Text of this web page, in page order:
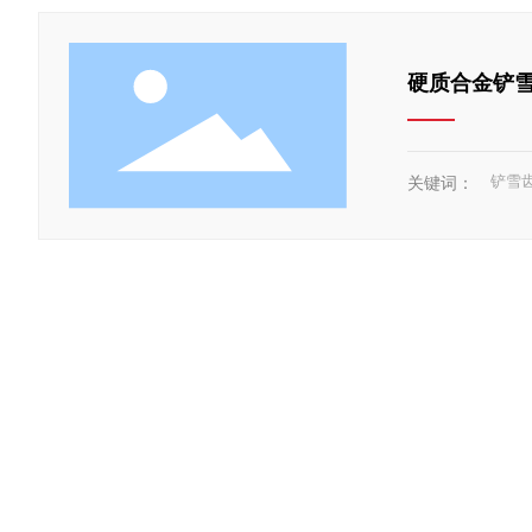
硬质合金铲
关键词： 铲雪